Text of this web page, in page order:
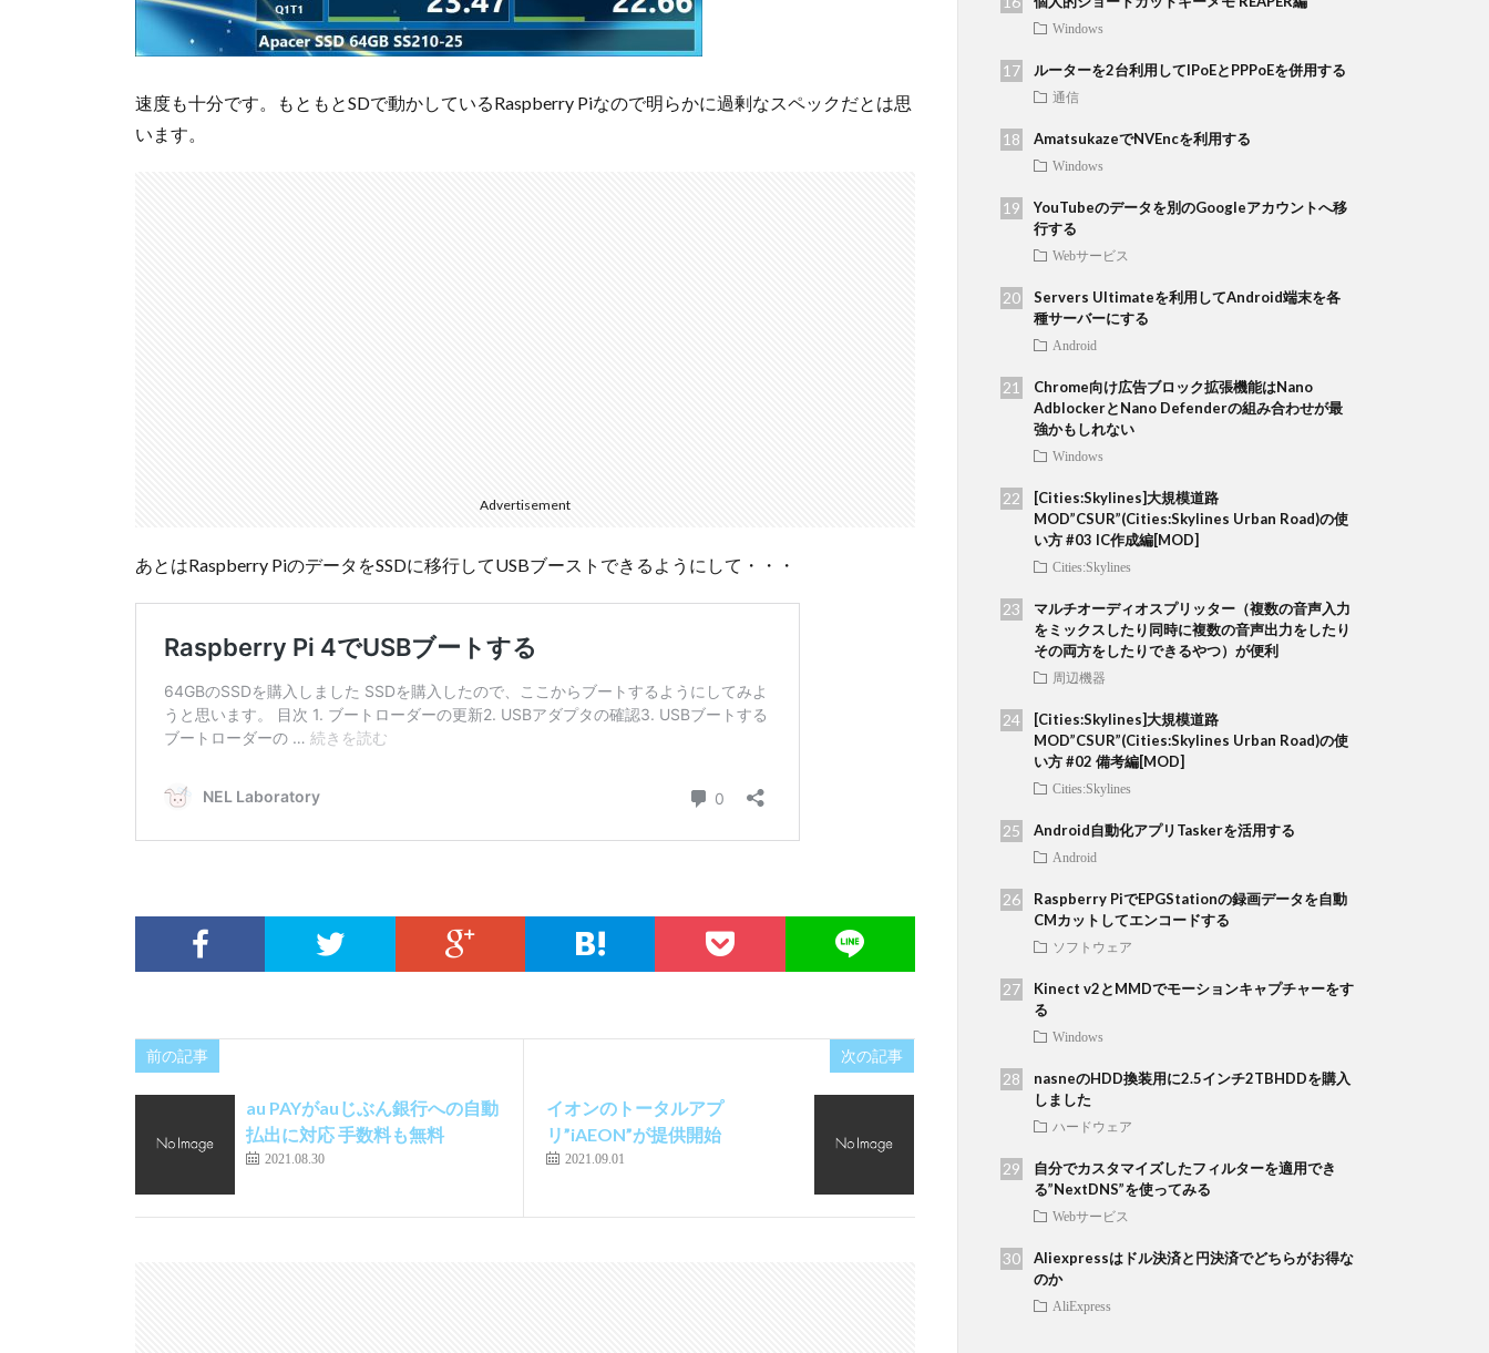
速度も十分です。もともとSDで動かしているRaspberry Piなので明らかに過剰なスペックだとは思
います。
Advertisement
あとはRaspberry PiのデータをSSDに移行してUSBブーストできるようにして・・・
前の記事
au PAYがauじぶん銀行への自動
払出に対応 手数料も無料
2021.08.30
次の記事
イオンのトータルアプ
リ”iAEON”が提供開始
2021.09.01
Windows
ルーターを2台利用してIPoEとPPPoEを併用する
通信
AmatsukazeでNVEncを利用する
Windows
YouTubeのデータを別のGoogleアカウントへ移
行する
Webサービス
Servers Ultimateを利用してAndroid端末を各
種サーバーにする
Android
Chrome向け広告ブロック拡張機能はNano
AdblockerとNano Defenderの組み合わせが最
強かもしれない
Windows
[Cities:Skylines]大規模道路
MOD”CSUR”(Cities:Skylines Urban Road)の使
い方 #03 IC作成編[MOD]
Cities:Skylines
マルチオーディオスプリッター（複数の音声入力
をミックスしたり同時に複数の音声出力をしたり
その両方をしたりできるやつ）が便利
周辺機器
[Cities:Skylines]大規模道路
MOD”CSUR”(Cities:Skylines Urban Road)の使
い方 #02 備考編[MOD]
Cities:Skylines
Android自動化アプリTaskerを活用する
Android
Raspberry PiでEPGStationの録画データを自動
CMカットしてエンコードする
ソフトウェア
Kinect v2とMMDでモーションキャプチャーをす
る
Windows
nasneのHDD換装用に2.5インチ2TBHDDを購入
しました
ハードウェア
自分でカスタマイズしたフィルターを適用でき
る”NextDNS”を使ってみる
Webサービス
Aliexpressはドル決済と円決済でどちらがお得な
のか
AliExpress